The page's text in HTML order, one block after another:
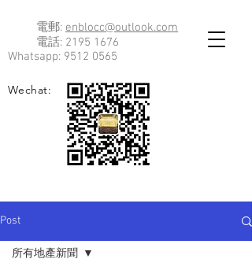
電郵: enblocc@outlook.com
電話: 2195 1676
Whatsapp: 9512 0565
Wechat:
Post
所有地產新聞